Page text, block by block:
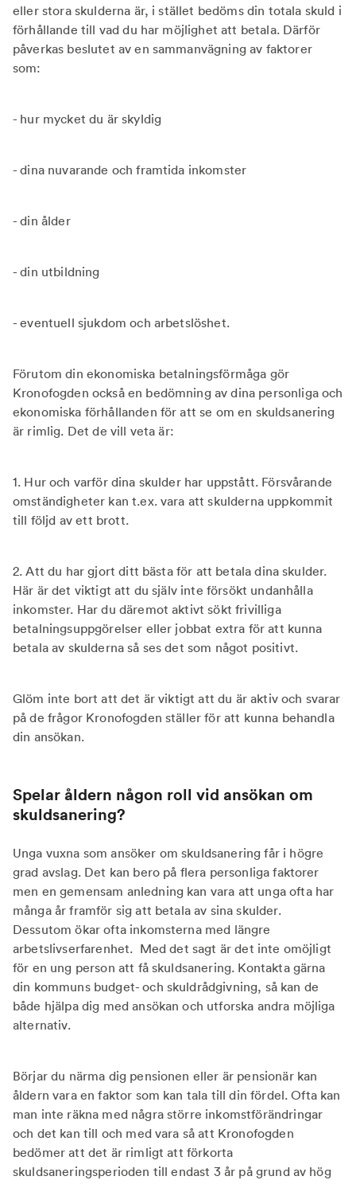
eller stora skulderna är, i stället bedöms din totala skuld i
förhållande till vad du har möjlighet att betala. Därför
påverkas beslutet av en sammanvägning av faktorer
som:
- hur mycket du är skyldig
- dina nuvarande och framtida inkomster
- din ålder
- din utbildning
- eventuell sjukdom och arbetslöshet.
Förutom din ekonomiska betalningsförmåga gör
Kronofogden också en bedömning av dina personliga och
ekonomiska förhållanden för att se om en skuldsanering
är rimlig. Det de vill veta är:
1. Hur och varför dina skulder har uppstått. Försvårande
omständigheter kan t.ex. vara att skulderna uppkommit
till följd av ett brott.
2. Att du har gjort ditt bästa för att betala dina skulder.
Här är det viktigt att du själv inte försökt undanhålla
inkomster. Har du däremot aktivt sökt frivilliga
betalningsuppgörelser eller jobbat extra för att kunna
betala av skulderna så ses det som något positivt.
Glöm inte bort att det är viktigt att du är aktiv och svarar
på de frågor Kronofogden ställer för att kunna behandla
din ansökan.
Spelar åldern någon roll vid ansökan om
skuldsanering?
Unga vuxna som ansöker om skuldsanering får i högre
grad avslag. Det kan bero på flera personliga faktorer
men en gemensam anledning kan vara att unga ofta har
många år framför sig att betala av sina skulder.
Dessutom ökar ofta inkomsterna med längre
arbetslivserfarenhet. Med det sagt är det inte omöjligt
för en ung person att få skuldsanering. Kontakta gärna
din kommuns budget- och skuldrådgivning, så kan de
både hjälpa dig med ansökan och utforska andra möjliga
alternativ.
Börjar du närma dig pensionen eller är pensionär kan
åldern vara en faktor som kan tala till din fördel. Ofta kan
man inte räkna med några större inkomstförändringar
och det kan till och med vara så att Kronofogden
bedömer att det är rimligt att förkorta
skuldsaneringsperioden till endast 3 år på grund av hög